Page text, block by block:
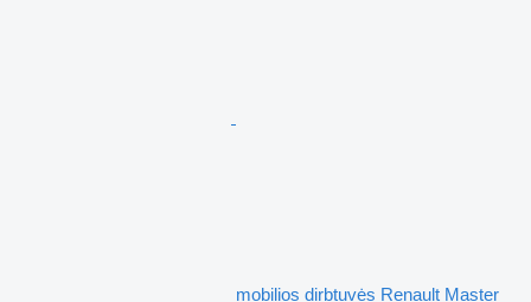
mobilios dirbtuvės Renault Master